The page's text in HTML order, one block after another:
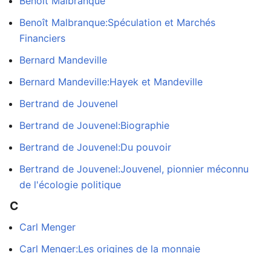
Benoît Malbranque:Spéculation et Marchés
Financiers
Bernard Mandeville
Bernard Mandeville:Hayek et Mandeville
Bertrand de Jouvenel
Bertrand de Jouvenel:Biographie
Bertrand de Jouvenel:Du pouvoir
Bertrand de Jouvenel:Jouvenel, pionnier méconnu
de l'écologie politique
C
Carl Menger
Carl Menger:Les origines de la monnaie